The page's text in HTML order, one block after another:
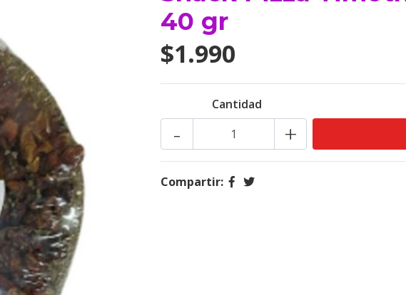
40 gr
$1.990
Cantidad
+
-
Compartir: